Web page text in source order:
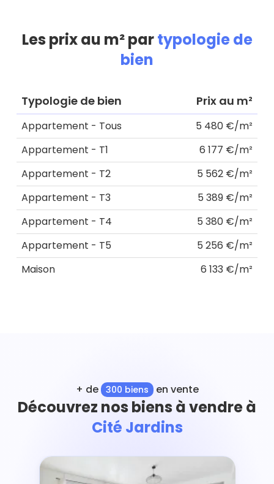
Les prix au m² partypologie de
bien
Typologie de bien Prix au m²
Appartement - Tous
5 480 €/m²
Appartement - T1
6 177 €/m²
Appartement - T2
5 562 €/m²
Appartement - T3
5 389 €/m²
Appartement - T4
5 380 €/m²
Appartement - T5
5 256 €/m²
Maison
6 133 €/m²
+ de 300 biens en vente
Découvrez nos biens à vendre à
Cité Jardins